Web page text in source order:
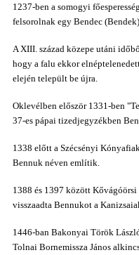
1237-ben a somogyi
felsorolnak egy Bendec
A XIII. század közepe utáni
hogy a falu ekkor
elején települt be újra.
Oklevélben először 1331-ben
37-es pápai tizedjegyzékben
1338 előtt a Szécsényi
Bennuk néven említik.
1388 és 1397 között
visszaadta Bennukot a
1446-ban Bakonyai Török
Tolnai Bornemissza János